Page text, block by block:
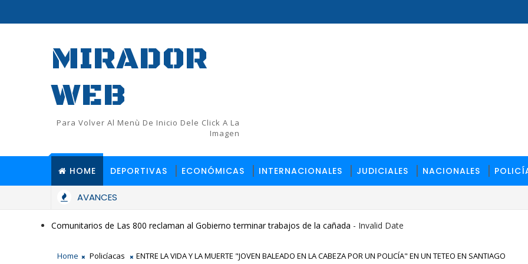
MIRADOR
WEB
Para Volver Al Menù De Inicio Dele Click A La
Imagen
HOME DEPORTIVAS ECONÓMICAS INTERNACIONALES JUDICIALES NACIONALES
AVANCES
Comunitarios de Las 800 reclaman al Gobierno terminar trabajos de la cañada - Invalid Date
Home Policíacas ENTRE LA VIDA Y LA MUERTE "JOVEN BALEADO EN LA CABEZA POR UN POLICÍA" EN UN TETEO EN SANTIAGO